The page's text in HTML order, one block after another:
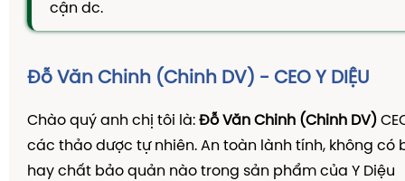
DẦU GỘI THẢO DƯỢC
Kiến Thức Về Dạ Dày
Kiến Thức Về Đại Tràng
cận dc.
Đỗ Văn Chinh (Chinh DV) - CEO Y DIỆU
Chào quý anh chị tôi là: Đỗ Văn Chinh (Chinh DV)
các thảo dược tự nhiên. An toàn lành tính, không có
hay chất bảo quản nào trong sản phẩm của Y Diệu